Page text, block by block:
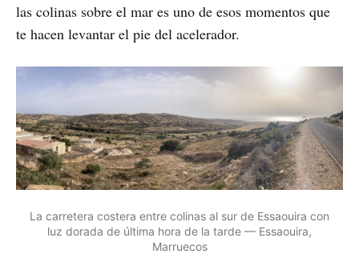
las colinas sobre el mar es uno de esos momentos que
te hacen levantar el pie del acelerador.
La carretera costera entre colinas al sur de Essaouira con
luz dorada de última hora de la tarde — Essaouira,
Marruecos